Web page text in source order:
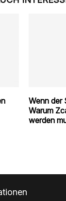
Wenn der
Warum
werden